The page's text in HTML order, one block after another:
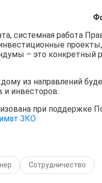
системная работа
– это конкретный
из направлений
инвесторов.
при поддержке
ЗКО
Сотрудничество